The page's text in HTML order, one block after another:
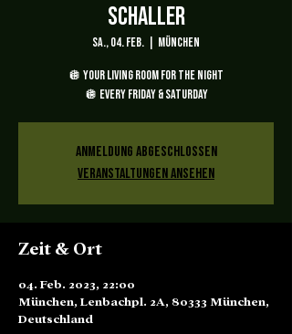
Schaller
Sa., 04. Feb. München
🪩 YOUR LIVING ROOM FOR THE NIGHT
🪩 EVERY FRIDAY & SATURDAY
Anmeldung abgeschlossen
Veranstaltungen ansehen
Zeit & Ort
04. Feb. 2023, 22:00
München, Lenbachpl. 2A, 80333 München,
Deutschland